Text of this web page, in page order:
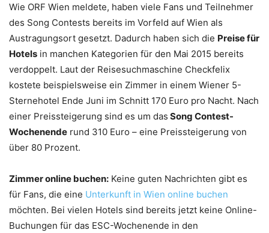
Wie ORF Wien meldete, haben viele Fans und Teilnehmer
des Song Contests bereits im Vorfeld auf Wien als
Austragungsort gesetzt. Dadurch haben sich die Preise für
Hotels in manchen Kategorien für den Mai 2015 bereits
verdoppelt. Laut der Reisesuchmaschine Checkfelix
kostete beispielsweise ein Zimmer in einem Wiener 5-
Sternehotel Ende Juni im Schnitt 170 Euro pro Nacht. Nach
einer Preissteigerung sind es um das Song Contest-
Wochenende rund 310 Euro – eine Preissteigerung von
über 80 Prozent.
Zimmer online buchen: Keine guten Nachrichten gibt es
für Fans, die eine Unterkunft in Wien online buchen
möchten. Bei vielen Hotels sind bereits jetzt keine Online-
Buchungen für das ESC-Wochenende in den